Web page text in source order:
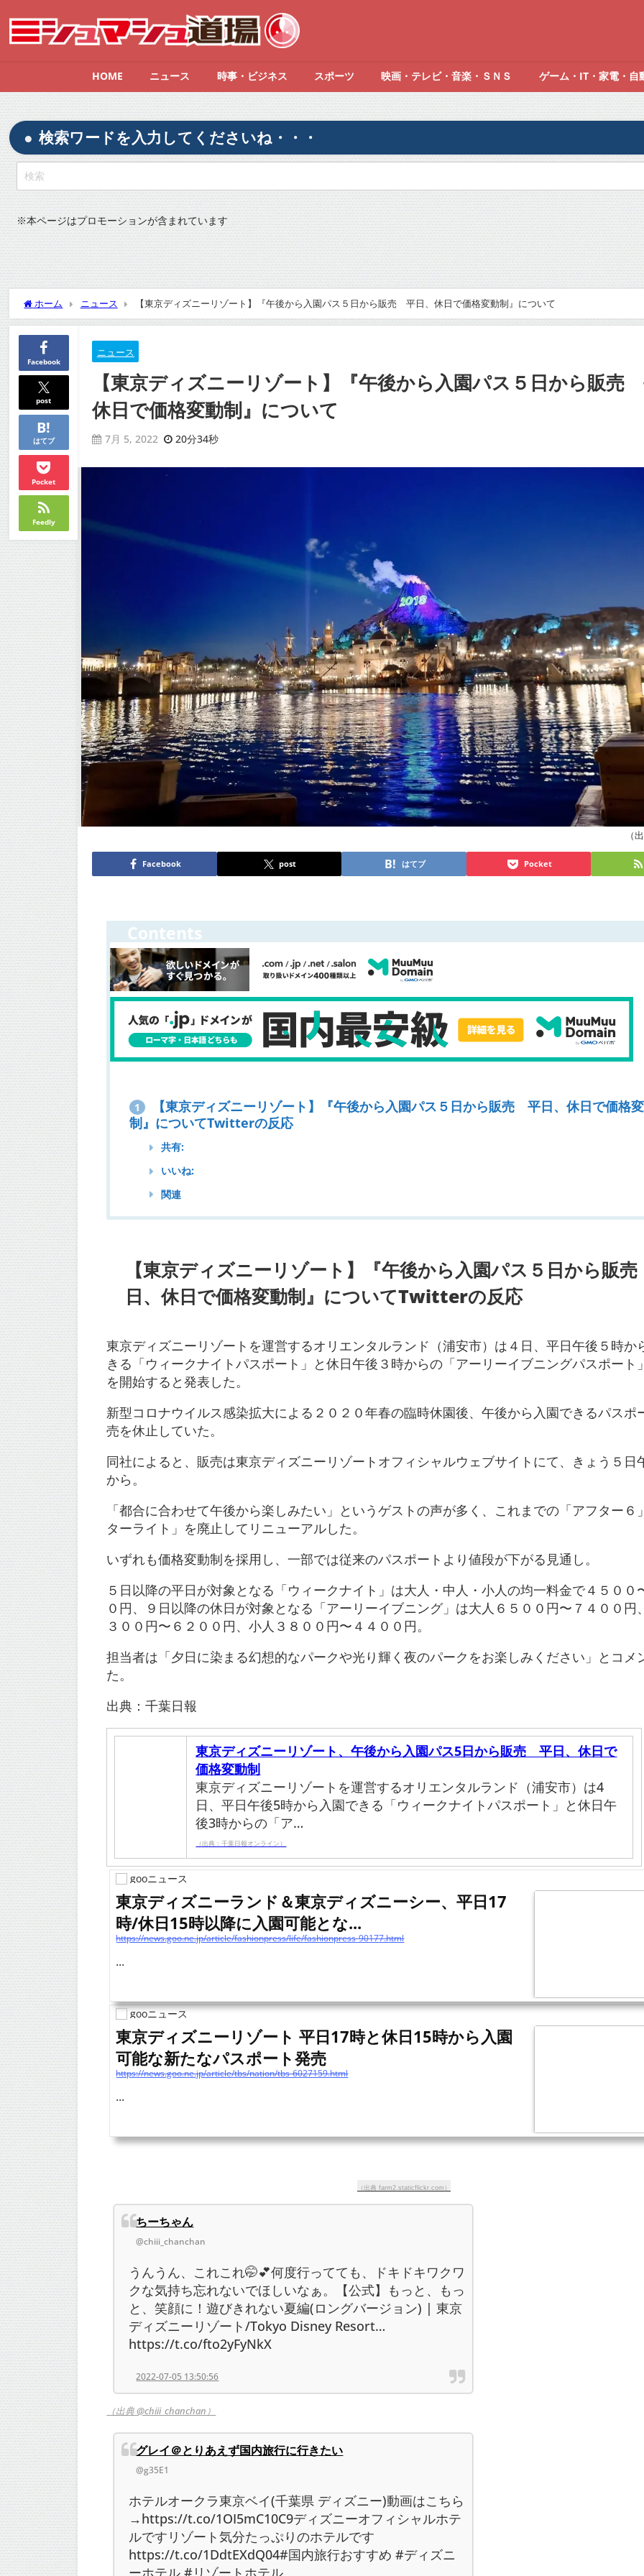
HOME ニュース 時事・ビジネス スポーツ 映画・テレビ・音楽・ＳＮＳ ゲーム・IT・家電・自
検索ワードを入力してくださいね・・・
※本ページはプロモーションが含まれています
ホーム ニュース 【東京ディズニーリゾート】『午後から入園パス５日から販売 平日、休日で価格変動制』について
Facebook
post
はてブ
Pocket
Feedly
ニュース
【東京ディズニーリゾート】『午後から入園パス５日から販売
休日で価格変動制』について
7月 5, 2022 20分34秒
（
Facebook post はてブ Pocket
Contents
1
【東京ディズニーリゾート】『午後から入園パス５日から販売 平日、休日で価格
制』についてTwitterの反応
共有:
いいね:
関連
【東京ディズニーリゾート】『午後から入園パス５日から販
日、休日で価格変動制』についてTwitterの反応
東京ディズニーリゾートを運営するオリエンタルランド（浦安市）は４日、平日午後５時か
きる「ウィークナイトパスポート」と休日午後３時からの「アーリーイブニングパスポート
を開始すると発表した。
新型コロナウイルス感染拡大による２０２０年春の臨時休園後、午後から入園できるパスポ
売を休止していた。
同社によると、販売は東京ディズニーリゾートオフィシャルウェブサイトにて、きょう５日
から。
「都合に合わせて午後から楽しみたい」というゲストの声が多く、これまでの「アフター６
ターライト」を廃止してリニューアルした。
いずれも価格変動制を採用し、一部では従来のパスポートより値段が下がる見通し。
５日以降の平日が対象となる「ウィークナイト」は大人・中人・小人の均一料金で４５００
０円、９日以降の休日が対象となる「アーリーイブニング」は大人６５００円〜７４００円
３００円〜６２００円、小人３８００円〜４４００円。
担当者は「夕日に染まる幻想的なパークや光り輝く夜のパークをお楽しみください」とコメ
た。
出典：千葉日報
東京ディズニーリゾート、午後から入園パス5日から販売 平日、休日で
価格変動制
東京ディズニーリゾートを運営するオリエンタルランド（浦安市）は4
日、平日午後5時から入園できる「ウィークナイトパスポート」と休日午
後3時からの「ア…
（出典：千葉日報オンライン）
gooニュース
東京ディズニーランド＆東京ディズニーシー、平日17
時/休日15時以降に入園可能とな...
https://news.goo.ne.jp/article/fashionpress/life/fashionpress-90177.html
...
gooニュース
東京ディズニーリゾート 平日17時と休日15時から入園
可能な新たなパスポート発売
https://news.goo.ne.jp/article/tbs/nation/tbs-6027159.html
...
（出典 farm2.staticflickr.com）
ちーちゃん
@chiii_chanchan
うんうん、これこれ🤭💕何度行ってても、ドキドキワクワ
クな気持ち忘れないでほしいなぁ。【公式】もっと、もっ
と、笑顔に！遊びきれない夏編(ロングバージョン) | 東京
ディズニーリゾート/Tokyo Disney Resort…
https://t.co/fto2yFyNkX
2022-07-05 13:50:56
（出典 @chiii_chanchan）
グレイ＠とりあえず国内旅行に行きたい
@g35E1
ホテルオークラ東京ベイ(千葉県 ディズニー)動画はこちら
→https://t.co/1OI5mC10C9ディズニーオフィシャルホテ
ルですリゾート気分たっぷりのホテルです
https://t.co/1DdtEXdQ04#国内旅行おすすめ #ディズニ
ーホテル #リゾートホテル